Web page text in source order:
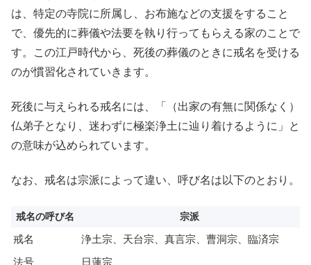
は、特定の寺院に所属し、お布施などの支援をすること
で、優先的に葬儀や法要を執り行ってもらえる家のことで
す。この江戸時代から、死後の葬儀のときに戒名を受ける
のが慣習化されていきます。
死後に与えられる戒名には、「（出家の有無に関係なく）
仏弟子となり、迷わずに極楽浄土に辿り着けるように」と
の意味が込められています。
なお、戒名は宗派によって違い、呼び名は以下のとおり。
戒名の呼び名 宗派
戒名
浄土宗、天台宗、真言宗、曹洞宗、臨済宗
法号
日蓮宗